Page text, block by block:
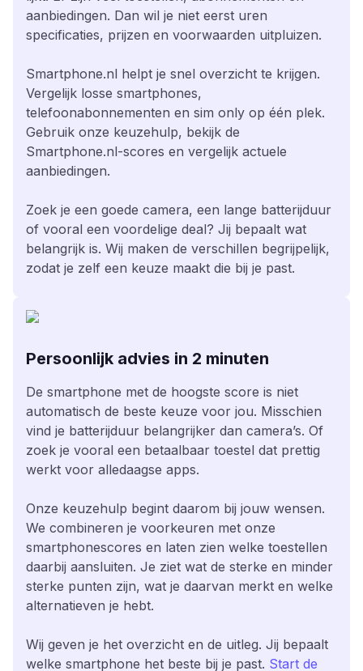
aanbiedingen. Dan wil je niet eerst uren
specificaties, prijzen en voorwaarden uitpluizen.
Smartphone.nl helpt je snel overzicht te krijgen.
Vergelijk losse smartphones,
telefoonabonnementen en sim only op één plek.
Gebruik onze keuzehulp, bekijk de
Smartphone.nl-scores en vergelijk actuele
aanbiedingen.
Zoek je een goede camera, een lange batterijduur
of vooral een voordelige deal? Jij bepaalt wat
belangrijk is. Wij maken de verschillen begrijpelijk,
zodat je zelf een keuze maakt die bij je past.
Persoonlijk advies in 2 minuten
De smartphone met de hoogste score is niet
automatisch de beste keuze voor jou. Misschien
vind je batterijduur belangrijker dan camera’s. Of
zoek je vooral een betaalbaar toestel dat prettig
werkt voor alledaagse apps.
Onze keuzehulp begint daarom bij jouw wensen.
We combineren je voorkeuren met onze
smartphonescores en laten zien welke toestellen
daarbij aansluiten. Je ziet wat de sterke en minder
sterke punten zijn, wat je daarvan merkt en welke
alternatieven je hebt.
Wij geven je het overzicht en de uitleg. Jij bepaalt
welke smartphone het beste bij je past. Start de